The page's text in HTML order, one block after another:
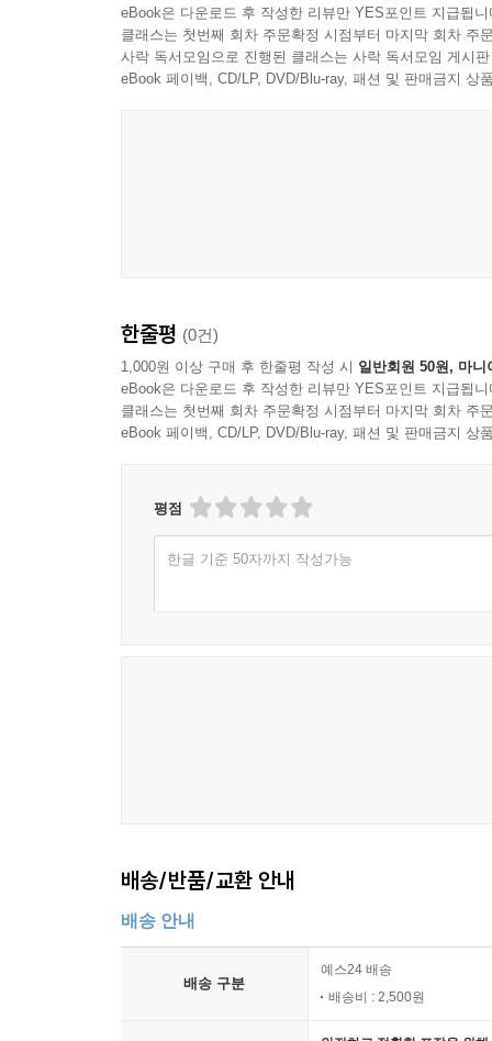
eBook은 다운로드 후 작성한 리뷰만 YES포인트 지급됩니
클래스는 첫번째 회차 주문확정 시점부터 마지막 회차 주
사락 독서모임으로 진행된 클래스는 사락 독서모임 게시
eBook 페이백, CD/LP, DVD/Blu-ray, 패션 및 판매금지 상
한줄평 (0건)
1,000원 이상 구매 후 한줄평 작성 시 일반회원 50원, 마니
eBook은 다운로드 후 작성한 리뷰만 YES포인트 지급됩니
클래스는 첫번째 회차 주문확정 시점부터 마지막 회차 주
eBook 페이백, CD/LP, DVD/Blu-ray, 패션 및 판매금지 상
평점
한글 기준 50자까지 작성가능
배송/반품/교환 안내
배송 안내
배송 구분
예스24 배송
배송비 : 2,500원